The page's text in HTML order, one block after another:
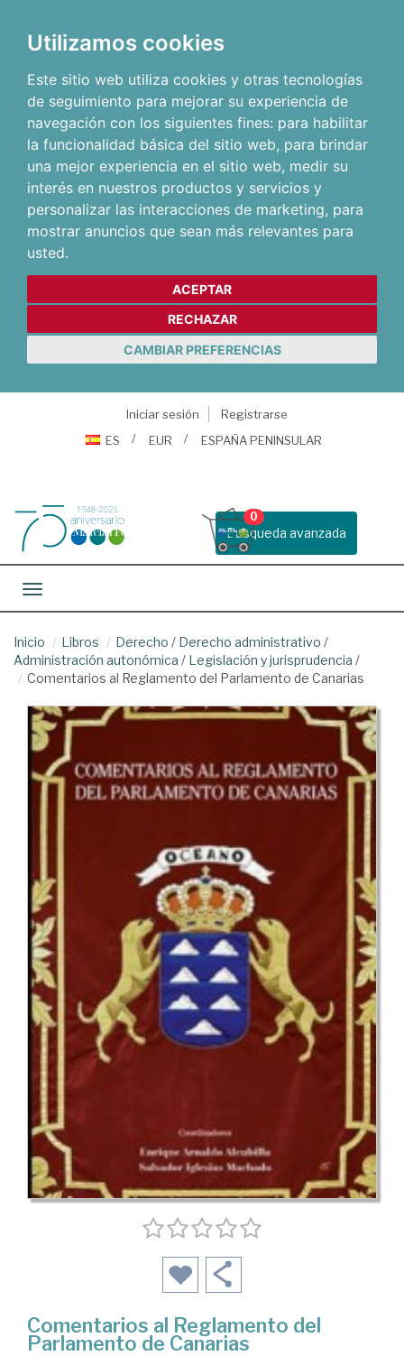
Utilizamos cookies
Este sitio web utiliza cookies y otras tecnologías
de seguimiento para mejorar su experiencia de
navegación con los siguientes fines: para habilitar
la funcionalidad básica del sitio web, para brindar
una mejor experiencia en el sitio web, medir su
interés en nuestros productos y servicios y
personalizar las interacciones de marketing, para
mostrar anuncios que sean más relevantes para
usted.
ACEPTAR
RECHAZAR
CAMBIAR PREFERENCIAS
Iniciar sesión
Registrarse
ES
EUR ESPAÑA PENINSULAR
Busqueda avanzada
0
Toggle navigation
Inicio Libros Derecho / Derecho administrativo /
Administración autonómica / Legislación y jurisprudencia /
Comentarios al Reglamento del Parlamento de Canarias
Comentarios al Reglamento del
Parlamento de Canarias